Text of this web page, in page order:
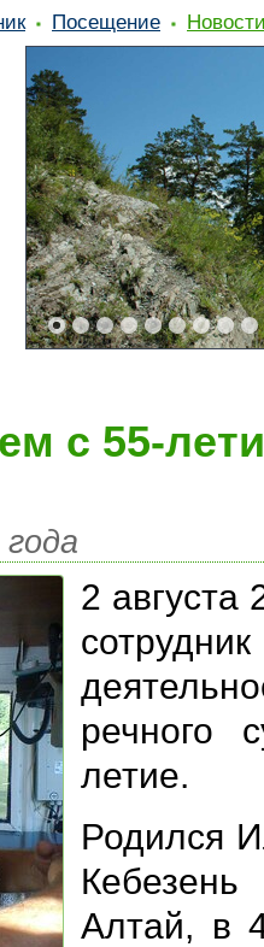
Посещение
с 55-
2
речного
летие.
Родился
Алтай, в